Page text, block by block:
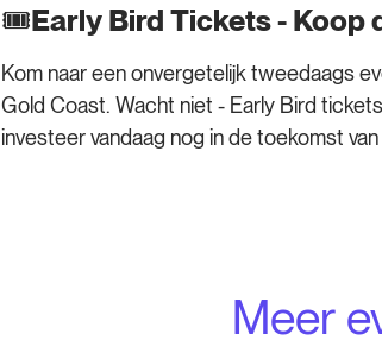
🎟️Early Bird Tickets - Koop
Kom naar een onvergetelijk tweedaags
Gold Coast. Wacht niet - Early Bird
investeer vandaag nog in de toekomst van
Meer